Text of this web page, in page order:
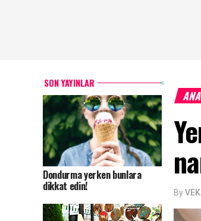
SON YAYINLAR
Dondurma yerken bunlara
dikkat edin! By